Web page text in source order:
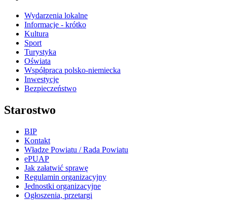
Wydarzenia lokalne
Informacje - krótko
Kultura
Sport
Turystyka
Oświata
Współpraca polsko-niemiecka
Inwestycje
Bezpieczeństwo
Starostwo
BIP
Kontakt
Władze Powiatu / Rada Powiatu
ePUAP
Jak załatwić sprawę
Regulamin organizacyjny
Jednostki organizacyjne
Ogłoszenia, przetargi